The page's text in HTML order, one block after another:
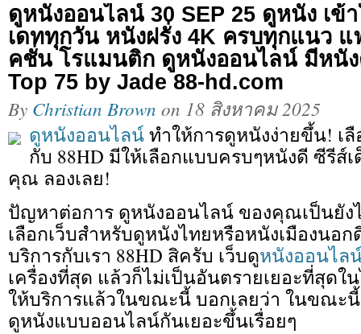
ดูหนังออนไลน์ 30 SEP 25 ดูหนัง เข้
เดททุกวัน หนังฝรั่ง 4K ครบทุกแนว
คชั่น โรแมนติก ดูหนังออนไลน์ มีหนั
Top 75 by Jade 88-hd.com
By Christian Brown on 18 สิงหาคม 2025
ดูหนังออนไลน์ทำให้การดูหนังง่ายขึ้น! เ
กับ 88HD มีให้เลือกแบบครบๆหนังดี ซีรีส์
คุณ ลองเลย!
ปัญหาต่อการ ดูหนังออนไลน์ ของคุณเป็นยัง
เลือกเว็บสำหรับดูหนังไทยหรือหนังเมืองนอ
บริการกับเรา 88HD สิครับ เว็บดูหนังออนไล
เครื่องที่สุด แล้วก็ไม่เป็นอันตรายเยอะที่สุดใ
ให้บริการแล้วในขณะนี้ บอกเลยว่า ในขณะ
ดูหนังแบบออนไลน์กันเยอะขึ้นเรื่อยๆ